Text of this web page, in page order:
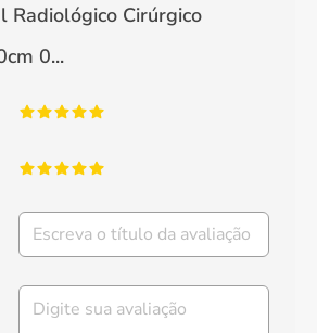
Radiológico Cirúrgico
0...